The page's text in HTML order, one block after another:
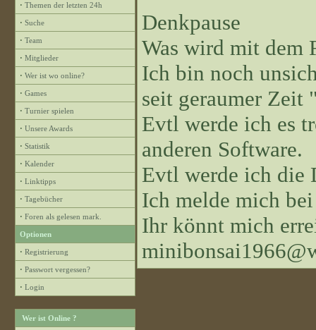
· Themen der letzten 24h
· Suche
· Team
· Mitglieder
· Wer ist wo online?
· Games
· Turnier spielen
· Unsere Awards
· Statistik
· Kalender
· Linktipps
· Tagebücher
· Foren als gelesen mark.
Optionen
· Registrierung
· Passwort vergessen?
· Login
Wer ist Online ?
Denkpause
Was wird mit dem
Ich bin noch
seit geraumer Zeit
Evtl werde ich es
anderen Software.
Evtl werde ich die
Ich melde mich
Ihr könnt mich